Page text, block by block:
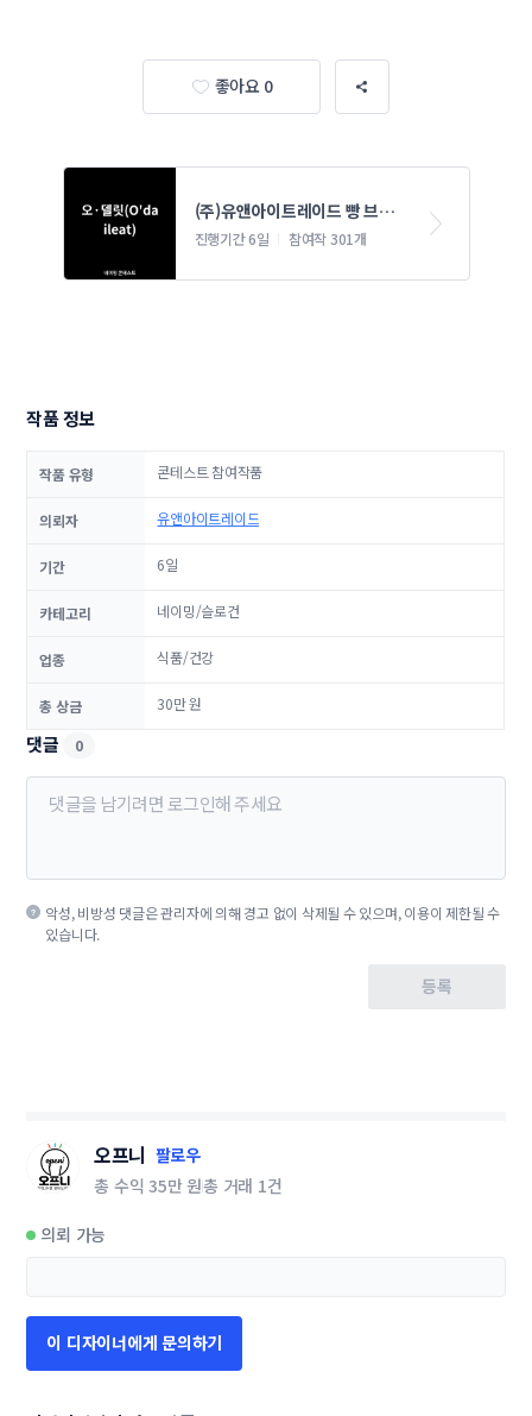
좋아요 0
(주)유앤아이트레이드 빵 브랜
드 네이밍 콘테스트
진행기간 6일 참여작 301개
작품 정보
작품 유형 콘테스트 참여작품
의뢰자 유앤아이트레이드
기간 6일
카테고리 네이밍/슬로건
업종 식품/건강
총 상금 30만 원
댓글 0
악성, 비방성 댓글은 관리자에 의해 경고 없이 삭제될 수 있으며, 이용이 제한될 수
있습니다.
등록
오프니 팔로우
총 수익 35만 원총 거래 1건
의뢰 가능
이 디자이너에게 문의하기